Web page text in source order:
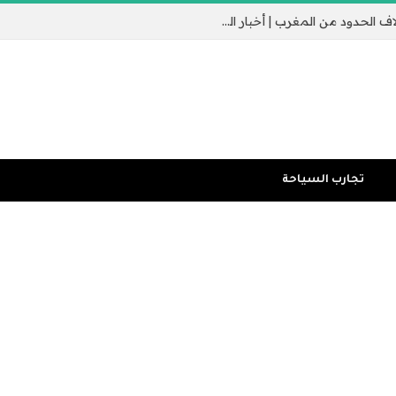
جيب سبتة الإسباني يثير القلق مع عبور الآلاف الحدود من المغرب | أخبار الهجرة
تجارب السياحة